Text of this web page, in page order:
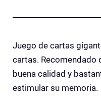
Juego de cartas
cartas. Recomendado
buena calidad y
estimular su memoria.